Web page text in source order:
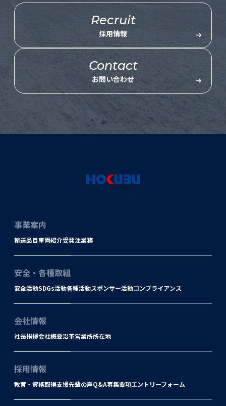
Recruit
採用情報
Contact
お問い合わせ
事業案内
輸送品目車両紹介受発注業務
安全・各種取組
安全活動SDGs活動各種活動スポンサー活動コンプライアンス
会社情報
社長挨拶会社概要沿革営業所所在地
採用情報
教育・資格取得支援先輩の声Q&A募集要項エントリーフォーム